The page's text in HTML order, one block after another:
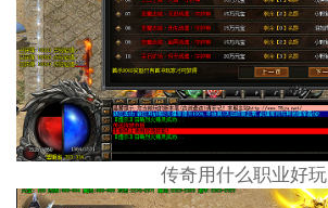
传奇用什么职业好玩